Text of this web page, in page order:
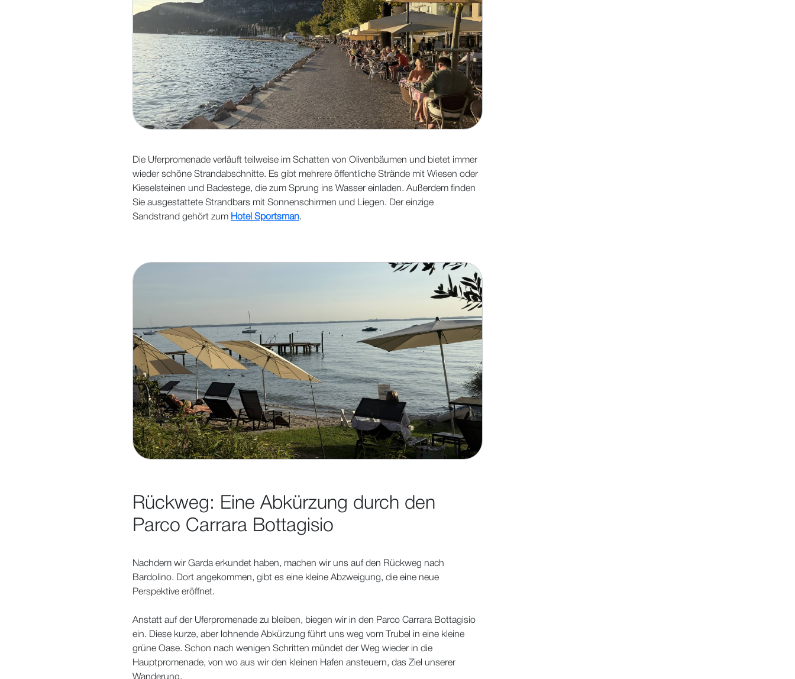
Die Uferpromenade verläuft teilweise im Schatten von Olivenbäumen und bietet immer
wieder schöne Strandabschnitte. Es gibt mehrere öffentliche Strände mit Wiesen oder
Kieselsteinen und Badestege, die zum Sprung ins Wasser einladen. Außerdem finden
Sie ausgestattete Strandbars mit Sonnenschirmen und Liegen. Der einzige
Sandstrand gehört zum Hotel Sportsman.
Rückweg: Eine Abkürzung durch den
Parco Carrara Bottagisio
Nachdem wir Garda erkundet haben, machen wir uns auf den Rückweg nach
Bardolino. Dort angekommen, gibt es eine kleine Abzweigung, die eine neue
Perspektive eröffnet.
Anstatt auf der Uferpromenade zu bleiben, biegen wir in den Parco Carrara Bottagisio
ein. Diese kurze, aber lohnende Abkürzung führt uns weg vom Trubel in eine kleine
grüne Oase. Schon nach wenigen Schritten mündet der Weg wieder in die
Hauptpromenade, von wo aus wir den kleinen Hafen ansteuern, das Ziel unserer
Wanderung.